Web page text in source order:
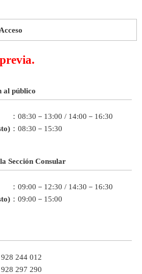
al público
：
：
08:30－13:00 / 14:00－16:30
08:30－15:30
Sección Consular
：
：
09:00－12:30 / 14:30－16:30
09:00－15:00
244 012
297 290